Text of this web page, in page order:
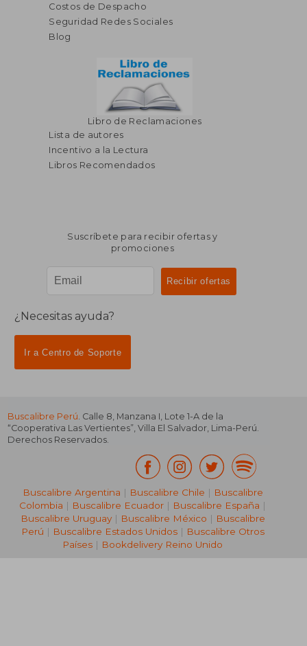
40%
dcto.
S/ 106,79
Costos de Despacho
Seguridad Redes Sociales
Blog
Libro de Reclamaciones
Lista de autores
Incentivo a la Lectura
Libros Recomendados
Suscríbete para recibir ofertas y
promociones
¿Necesitas ayuda?
Ir a Centro de Soporte
Buscalibre Perú. Calle 8, Manzana I, Lote 1-A de la
“Cooperativa Las Vertientes”, Villa El Salvador, Lima-Perú.
Derechos Reservados.
Buscalibre Argentina | Buscalibre Chile | Buscalibre
Colombia | Buscalibre Ecuador | Buscalibre España |
Buscalibre Uruguay| Buscalibre México | Buscalibre
Perú | Buscalibre Estados Unidos| Buscalibre Otros
Países | Bookdelivery Reino Unido